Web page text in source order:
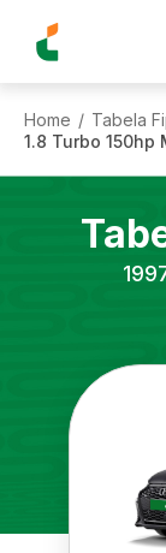
Home / Tabela
1.8 Turbo 150hp